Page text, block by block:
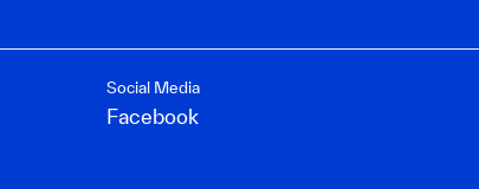
Social Media
Facebook